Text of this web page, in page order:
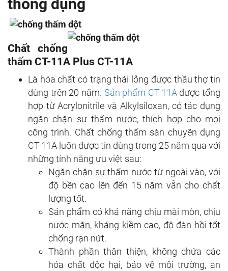
thông dụng
Chất chống
thấm CT-11A Plus CT-11A
Là hóa chất có trạng thái lỏng được thầu thợ tin
dùng trên 20 năm. Sản phẩm CT-11Ađược tổng
hợp từ Acrylonitrile và Alkylsiloxan, có tác dụng
ngăn chặn sự thấm nước, thích hợp cho mọi
công trình. Chất chống thấm sàn chuyên dụng
CT-11A luôn được tin dùng trong 25 năm qua với
những tính năng ưu việt sau:
Ngăn chặn sự thấm nước từ ngoài vào, với
độ bền cao lên đến 15 năm vẫn cho chất
lượng tốt.
Sản phẩm có khả năng chịu mài mòn, chịu
nước mặn, kháng kiềm cao, độ đàn hồi tốt
chống rạn nứt.
Thành phần thân thiện, không chứa các
hóa chất độc hại, bảo vệ môi trường, an